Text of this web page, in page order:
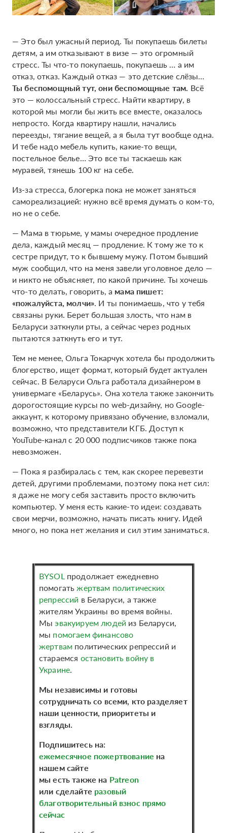
— Это был ужасный период. Ты покупаешь билеты
детям, а им отказывают в визе — это огромный
стресс. Ты что-то покупаешь, покупаешь … а им
отказ, отказ. Каждый отказ — это детские слёзы…
Ты беспомощный тут, они беспомощные там. Всё
это — колоссальный стресс. Найти квартиру, в
которой мы могли бы жить все вместе, оказалось
непросто. Когда квартиру нашли, начались
переезды, тягание вещей, а я была тут вообще одна.
И тебе надо мебель купить, какие-то вещи,
постельное белье… Это все ты таскаешь как
муравей, тянешь 100 кг на себе.
Из-за стресса, блогерка пока не может заняться
самореализацией: нужно всё время думать о ком-то,
но не о себе.
— Мама в тюрьме, у мамы очередное продление
дела, каждый месяц — продление. К тому же то к
сестре придут, то к бывшему мужу. Потом бывший
муж сообщил, что на меня завели уголовное дело —
и никто не объясняет, по какой причине. Ты хочешь
что-то делать, говорить, а мама пишет:
«пожалуйста, молчи». И ты понимаешь, что у тебя
связаны руки. Берет большая злость, что нам в
Беларуси заткнули рты, а сейчас через родных
пытаются заткнуть его и тут.
Тем не менее, Ольга Токарчук хотела бы продолжить
блогерство, ищет формат, который будет актуален
сейчас. В Беларуси Ольга работала дизайнером в
универмаге «Беларусь». Она хотела также закончить
дорогостоящие курсы по web-дизайну, но Google-
аккаунт, к которому привязано обучение, взломали,
возможно, что представители КГБ. Доступ к
YouTube-канал c 20 000 подписчиков также пока
невозможен.
— Пока я разбиралась с тем, как скорее перевезти
детей, другими проблемами, поэтому пока нет сил:
я даже не могу себя заставить просто включить
компьютер. У меня есть какие-то идеи: создавать
свои мерчи, возможно, начать писать книгу. Идей
много, но пока нет желания и сил этим заниматься.
BYSOL продолжает ежедневно
помогатьжертвам политических
репрессий в Беларуси, а также
жителям Украины во время войны.
Мыэвакуируем людей из Беларуси,
мы помогаем финансово
жертвам политических репрессий и
стараемся остановить войну в
Украине.
Мы независимы и готовы
сотрудничать со всеми, кто разделяет
наши ценности, приоритеты и
взгляды.
Подпишитесь на:
ежемесячное пожертвование на
нашем сайте
мы есть также на Patreon
или сделайте разовый
благотворительный взнос прямо
сейчас